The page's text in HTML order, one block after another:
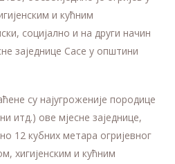
и кућним
социјално и на други начин
заједнице Сасе у општини
су најугроженије породице
итд.) ове мјесне заједнице,
12 кубних метара огријевног
хигијенским и кућним